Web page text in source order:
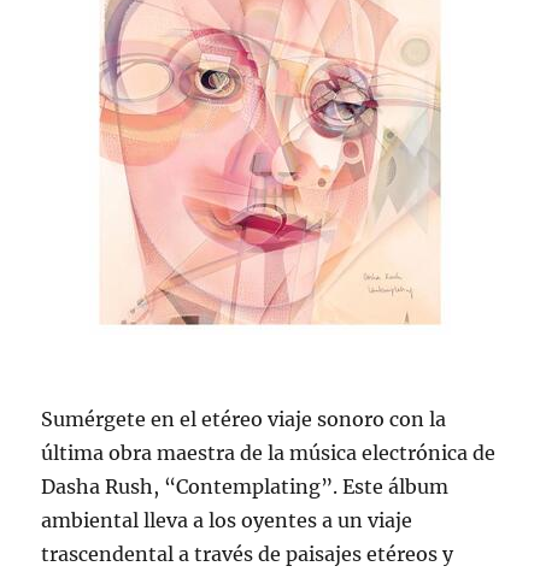
Sumérgete en el etéreo viaje sonoro con la
última obra maestra de la música electrónica de
Dasha Rush, “Contemplating”. Este álbum
ambiental lleva a los oyentes a un viaje
trascendental a través de paisajes etéreos y